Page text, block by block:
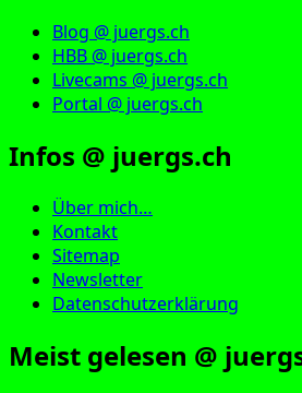
Blog @ juergs.ch
HBB @ juergs.ch
Livecams @ juergs.ch
Portal @ juergs.ch
Infos @ juergs.ch
Über mich…
Kontakt
Sitemap
Newsletter
Datenschutzerklärung
Meist gelesen @